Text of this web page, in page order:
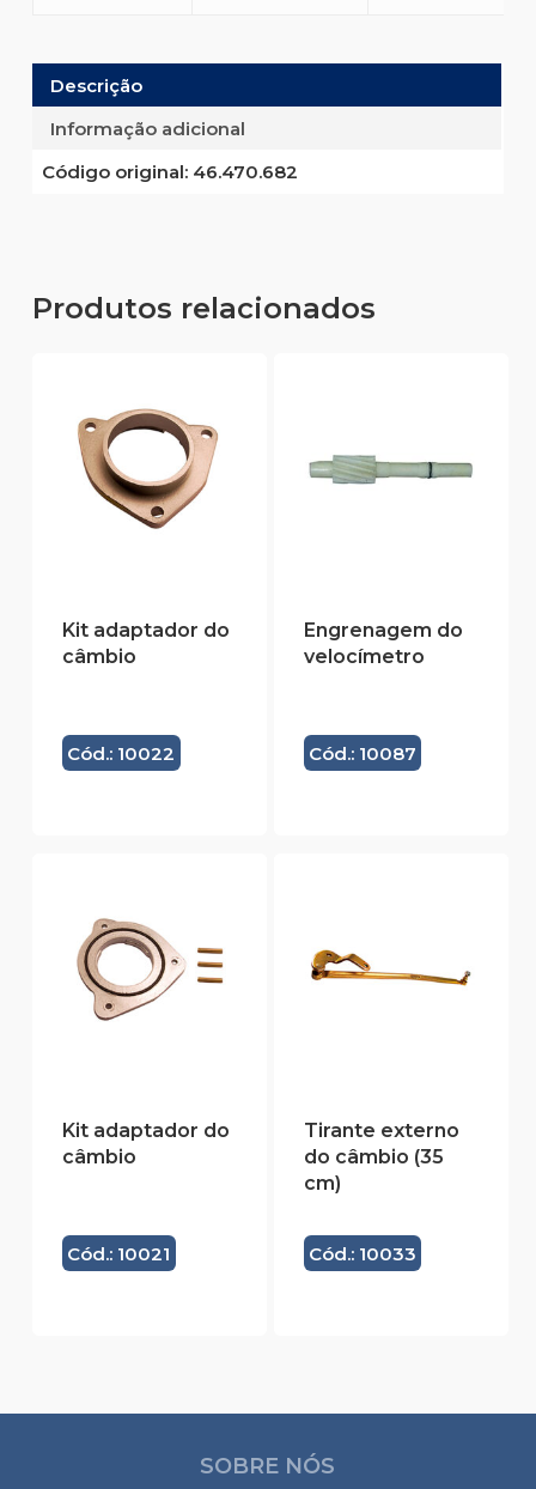
Descrição
Informação adicional
Código original:46.470.682
Produtos relacionados
Kit adaptador do
câmbio
Cód.: 10022
Engrenagem do
velocímetro
Cód.: 10087
Kit adaptador do
câmbio
Cód.: 10021
Tirante externo
do câmbio (35
cm)
Cód.: 10033
SOBRE NÓS